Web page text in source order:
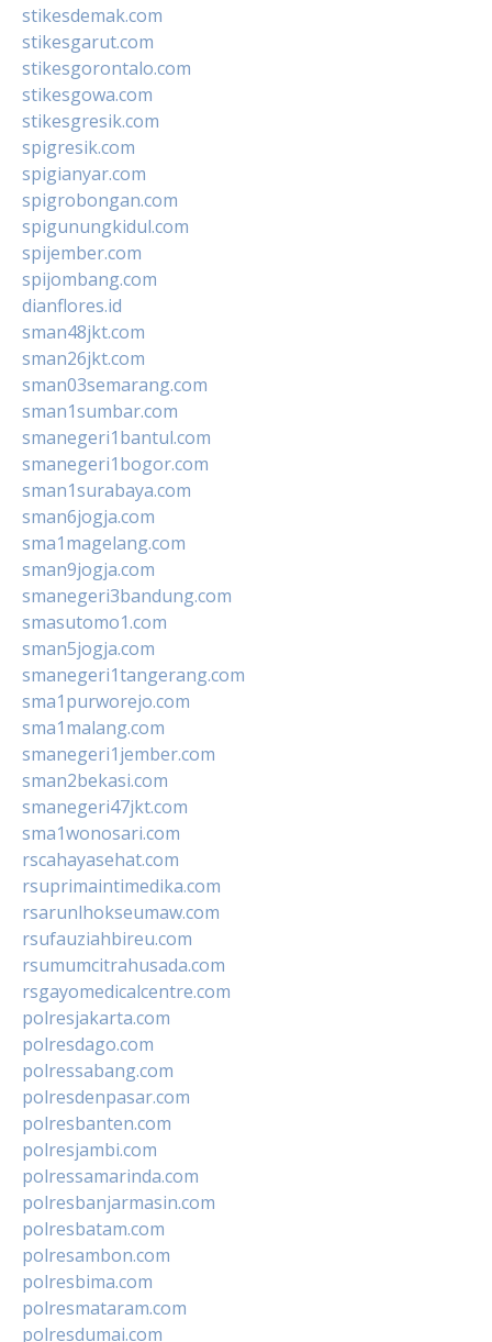
stikesdemak.com
stikesgarut.com
stikesgorontalo.com
stikesgowa.com
stikesgresik.com
spigresik.com
spigianyar.com
spigrobongan.com
spigunungkidul.com
spijember.com
spijombang.com
dianflores.id
sman48jkt.com
sman26jkt.com
sman03semarang.com
sman1sumbar.com
smanegeri1bantul.com
smanegeri1bogor.com
sman1surabaya.com
sman6jogja.com
sma1magelang.com
sman9jogja.com
smanegeri3bandung.com
smasutomo1.com
sman5jogja.com
smanegeri1tangerang.com
sma1purworejo.com
sma1malang.com
smanegeri1jember.com
sman2bekasi.com
smanegeri47jkt.com
sma1wonosari.com
rscahayasehat.com
rsuprimaintimedika.com
rsarunlhokseumaw.com
rsufauziahbireu.com
rsumumcitrahusada.com
rsgayomedicalcentre.com
polresjakarta.com
polresdago.com
polressabang.com
polresdenpasar.com
polresbanten.com
polresjambi.com
polressamarinda.com
polresbanjarmasin.com
polresbatam.com
polresambon.com
polresbima.com
polresmataram.com
polresdumai.com